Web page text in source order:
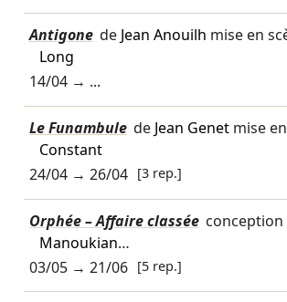
Antigone de Jean Anouilh mise en
Long
14/04→ ...
Le Funambule de Jean Genetmise
Constant
24/04→ 26/04 [3 rep.]
Orphée – Affaire classée conception
Manoukian…
03/05→ 21/06 [5 rep.]